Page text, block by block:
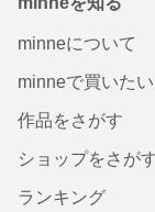
minneについて
minneで買いたい
作品をさがす
ショップをさが
ランキング